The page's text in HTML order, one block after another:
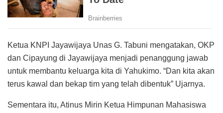
Ketua KNPI Jayawijaya Unas G. Tabuni mengatakan, OKP
dan Cipayung di Jayawijaya menjadi penanggung jawab
untuk membantu keluarga kita di Yahukimo. “Dan kita akan
terus kawal dan bekap tim yang telah dibentuk” Ujarnya.
Sementara itu, Atinus Mirin Ketua Himpunan Mahasiswa